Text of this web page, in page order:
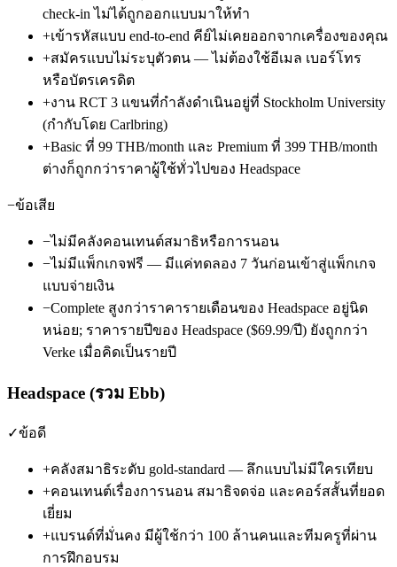
check-in ไม่ได้ถูกออกแบบมาให้ทำ
+เข้ารหัสแบบ end-to-end คีย์ไม่เคยออกจากเครื่องของคุณ
+สมัครแบบไม่ระบุตัวตน — ไม่ต้องใช้อีเมล เบอร์โทร
หรือบัตรเครดิต
+งาน RCT 3 แขนที่กำลังดำเนินอยู่ที่ Stockholm University
(กำกับโดย Carlbring)
+Basic ที่ 99 THB/month และ Premium ที่ 399 THB/month
ต่างก็ถูกกว่าราคาผู้ใช้ทั่วไปของ Headspace
−ข้อเสีย
−ไม่มีคลังคอนเทนต์สมาธิหรือการนอน
−ไม่มีแพ็กเกจฟรี — มีแค่ทดลอง 7 วันก่อนเข้าสู่แพ็กเกจ
แบบจ่ายเงิน
−Complete สูงกว่าราคารายเดือนของ Headspace อยู่นิด
หน่อย; ราคารายปีของ Headspace ($69.99/ปี) ยังถูกกว่า
Verke เมื่อคิดเป็นรายปี
Headspace (รวม Ebb)
✓ข้อดี
+คลังสมาธิระดับ gold-standard — ลึกแบบไม่มีใครเทียบ
+คอนเทนต์เรื่องการนอน สมาธิจดจ่อ และคอร์สสั้นที่ยอด
เยี่ยม
+แบรนด์ที่มั่นคง มีผู้ใช้กว่า 100 ล้านคนและทีมครูที่ผ่าน
การฝึกอบรม